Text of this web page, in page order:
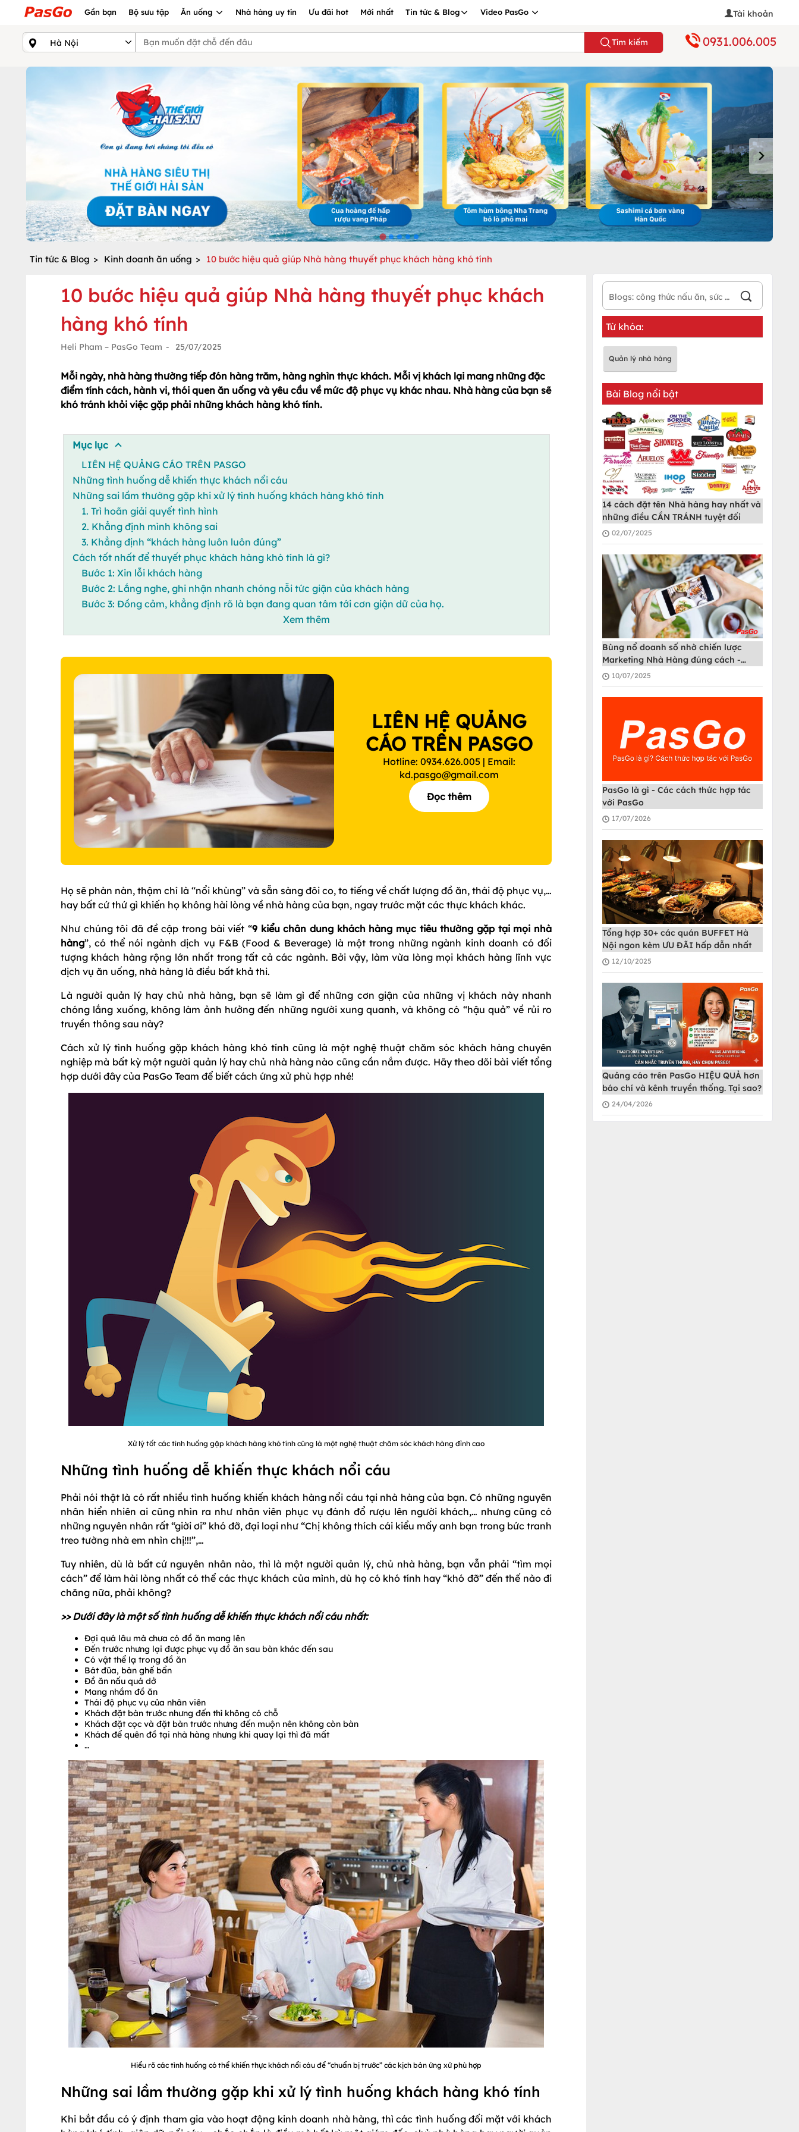
Gần bạn Bộ sưu tập Ăn uống Nhà hàng uy tín Ưu đãi hot Mới nhất Tin tức & Blog Video PasGo Tài khoản
Tìm kiếm 0931.006.005
Tin tức & Blog > Kinh doanh ăn uống > 10 bước hiệu quả giúp Nhà hàng thuyết phục khách hàng khó tính
10 bước hiệu quả giúp Nhà hàng thuyết phục khách
hàng khó tính
Heli Pham – PasGo Team - 25/07/2025
Mỗi ngày, nhà hàng thường tiếp đón hàng trăm, hàng nghìn thực khách. Mỗi vị khách lại mang những đặc
điểm tính cách, hành vi, thói quen ăn uống và yêu cầu về mức độ phục vụ khác nhau. Nhà hàng của bạn sẽ
khó tránh khỏi việc gặp phải những khách hàng khó tính.
Mục lục
LIÊN HỆ QUẢNG CÁO TRÊN PASGO
Những tình huống dễ khiến thực khách nổi cáu
Những sai lầm thường gặp khi xử lý tình huống khách hàng khó tính
1. Trì hoãn giải quyết tình hình
2. Khẳng định mình không sai
3. Khẳng định “khách hàng luôn luôn đúng”
Cách tốt nhất để thuyết phục khách hàng khó tính là gì?
Bước 1: Xin lỗi khách hàng
Bước 2: Lắng nghe, ghi nhận nhanh chóng nỗi tức giận của khách hàng
Bước 3: Đồng cảm, khẳng định rõ là bạn đang quan tâm tới cơn giận dữ của họ.
Xem thêm
LIÊN HỆ QUẢNG
CÁO TRÊN PASGO
Hotline: 0934.626.005 | Email:
kd.pasgo@gmail.com
Đọc thêm
Họ sẽ phàn nàn, thậm chí là “nổi khùng” và sẵn sàng đôi co, to tiếng về chất lượng đồ ăn, thái độ phục vụ,…
hay bất cứ thứ gì khiến họ không hài lòng về nhà hàng của bạn, ngay trước mặt các thực khách khác.
Như chúng tôi đã đề cập trong bài viết “9 kiểu chân dung khách hàng mục tiêu thường gặp tại mọi nhà
hàng”, có thể nói ngành dịch vụ F&B (Food & Beverage) là một trong những ngành kinh doanh có đối
tượng khách hàng rộng lớn nhất trong tất cả các ngành. Bởi vậy, làm vừa lòng mọi khách hàng lĩnh vực
dịch vụ ăn uống, nhà hàng là điều bất khả thi.
Là người quản lý hay chủ nhà hàng, bạn sẽ làm gì để những cơn giận của những vị khách này nhanh
chóng lắng xuống, không làm ảnh hưởng đến những người xung quanh, và không có “hậu quả” về rủi ro
truyền thông sau này?
Cách xử lý tình huống gặp khách hàng khó tính cũng là một nghệ thuật chăm sóc khách hàng chuyên
nghiệp mà bất kỳ một người quản lý hay chủ nhà hàng nào cũng cần nắm được. Hãy theo dõi bài viết tổng
hợp dưới đây của PasGo Team để biết cách ứng xử phù hợp nhé!
Xử lý tốt các tình huống gặp khách hàng khó tính cũng là một nghệ thuật chăm sóc khách hàng đỉnh cao
Những tình huống dễ khiến thực khách nổi cáu
Phải nói thật là có rất nhiều tình huống khiến khách hàng nổi cáu tại nhà hàng của bạn. Có những nguyên
nhân hiển nhiên ai cũng nhìn ra như nhân viên phục vụ đánh đổ rượu lên người khách,… nhưng cũng có
những nguyên nhân rất “giời ơi” khó đỡ, đại loại như “Chị không thích cái kiểu mấy anh bạn trong bức tranh
treo tường nhà em nhìn chị!!!”,…
Tuy nhiên, dù là bất cứ nguyên nhân nào, thì là một người quản lý, chủ nhà hàng, bạn vẫn phải “tìm mọi
cách” để làm hài lòng nhất có thể các thực khách của mình, dù họ có khó tính hay “khó đỡ” đến thế nào đi
chăng nữa, phải không?
>> Dưới đây là một số tình huống dễ khiến thực khách nổi cáu nhất:
Đợi quá lâu mà chưa có đồ ăn mang lên
Đến trước nhưng lại được phục vụ đồ ăn sau bàn khác đến sau
Có vật thể lạ trong đồ ăn
Bát đũa, bàn ghế bẩn
Đồ ăn nấu quá dở
Mang nhầm đồ ăn
Thái độ phục vụ của nhân viên
Khách đặt bàn trước nhưng đến thì không có chỗ
Khách đặt cọc và đặt bàn trước nhưng đến muộn nên không còn bàn
Khách để quên đồ tại nhà hàng nhưng khi quay lại thì đã mất
…
Hiểu rõ các tình huống có thể khiến thực khách nổi cáu để “chuẩn bị trước” các kịch bản ứng xử phù hợp
Những sai lầm thường gặp khi xử lý tình huống khách hàng khó tính
Khi bắt đầu có ý định tham gia vào hoạt động kinh doanh nhà hàng, thì các tình huống đối mặt với khách
Từ khóa:
Quản lý nhà hàng
Bài Blog nổi bật
14 cách đặt tên Nhà hàng hay nhất và
những điều CẦN TRÁNH tuyệt đối
02/07/2025
Bùng nổ doanh số nhờ chiến lược
Marketing Nhà Hàng đúng cách -
PasGo
10/07/2025
PasGo là gì - Các cách thức hợp tác
với PasGo
17/07/2026
Tổng hợp 30+ các quán BUFFET Hà
Nội ngon kèm ƯU ĐÃI hấp dẫn nhất
12/10/2025
Quảng cáo trên PasGo HIỆU QUẢ hơn
báo chí và kênh truyền thống. Tại sao?
24/04/2026